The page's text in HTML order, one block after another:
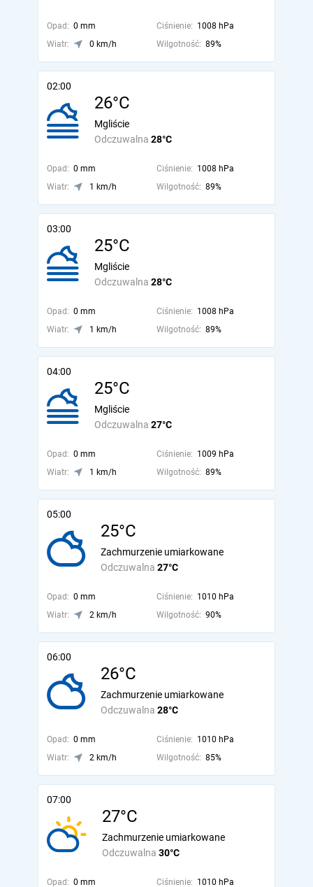
Opad: 0 mm Ciśnienie: 1008 hPa
Wiatr:
0 km/h Wilgotność: 89%
02:00
26°C
Odczuwalna 28°C
Mgliście
Opad: 0 mm Ciśnienie: 1008 hPa
Wiatr:
1 km/h Wilgotność: 89%
03:00
25°C
Odczuwalna 28°C
Mgliście
Opad: 0 mm Ciśnienie: 1008 hPa
Wiatr:
1 km/h Wilgotność: 89%
04:00
25°C
Odczuwalna 27°C
Mgliście
Opad: 0 mm Ciśnienie: 1009 hPa
Wiatr:
1 km/h Wilgotność: 89%
05:00
25°C
Odczuwalna 27°C
Zachmurzenie umiarkowane
Opad: 0 mm Ciśnienie: 1010 hPa
Wiatr:
2 km/h Wilgotność: 90%
06:00
26°C
Odczuwalna 28°C
Zachmurzenie umiarkowane
Opad: 0 mm Ciśnienie: 1010 hPa
Wiatr:
2 km/h Wilgotność: 85%
07:00
27°C
Odczuwalna 30°C
Zachmurzenie umiarkowane
Opad: 0 mm Ciśnienie: 1010 hPa